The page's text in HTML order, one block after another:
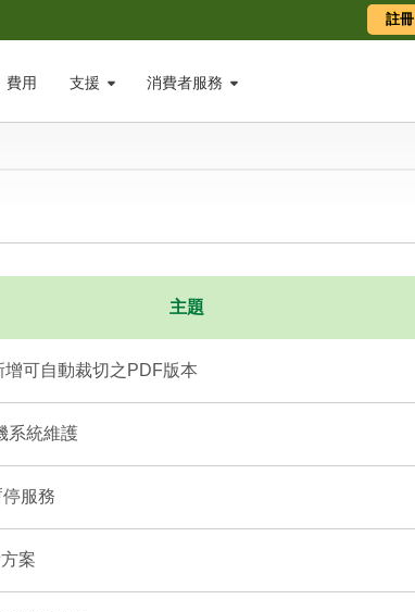
註冊
費用 支援 消費者服務
主題
可自動裁切之PDF版本
系統維護
服務
案